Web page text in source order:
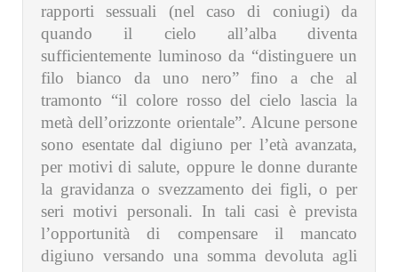
rapporti sessuali (nel caso di coniugi) da
quando il cielo all’alba diventa
sufficientemente luminoso da “distinguere un
filo bianco da uno nero” fino a che al
tramonto “il colore rosso del cielo lascia la
metà dell’orizzonte orientale”. Alcune persone
sono esentate dal digiuno per l’età avanzata,
per motivi di salute, oppure le donne durante
la gravidanza o svezzamento dei figli, o per
seri motivi personali. In tali casi è prevista
l’opportunità di compensare il mancato
digiuno versando una somma devoluta agli